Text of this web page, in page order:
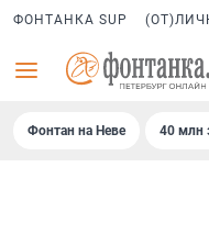
ФОНТАНКА SUP
Фонтан на Неве 40 млн